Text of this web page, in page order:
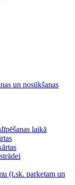
un nosūkšanas
laikā
(t.sk. parketam un